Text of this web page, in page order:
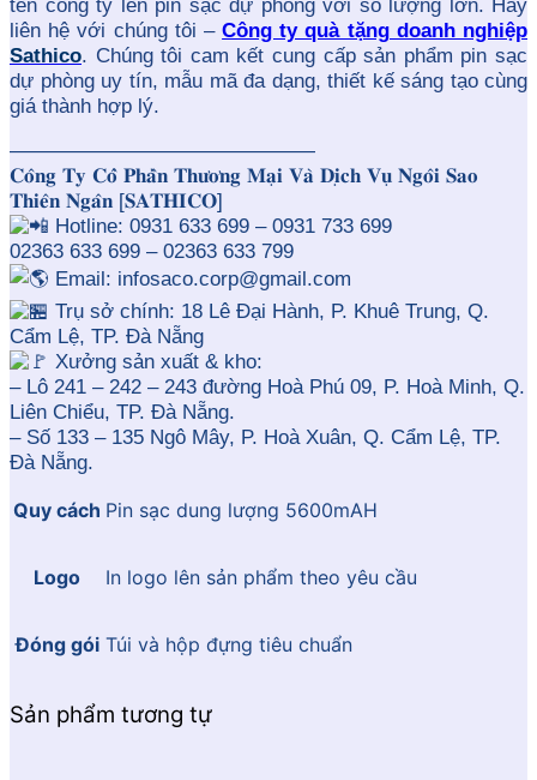
tên công ty lên pin sạc dự phòng với số lượng lớn. Hãy
liên hệ với chúng tôi –Công ty quà tặng doanh nghiệp
Sathico. Chúng tôi cam kết cung cấp sản phẩm pin sạc
dự phòng uy tín, mẫu mã đa dạng, thiết kế sáng tạo cùng
giá thành hợp lý.
———————————————
𝐂𝐨̂𝐧𝐠 𝐓𝐲 𝐂𝐨̂̉ 𝐏𝐡𝐚̂̀𝐧 𝐓𝐡𝐮̛𝐨̛𝐧𝐠 𝐌𝐚̣𝐢 𝐕𝐚̀ 𝐃𝐢̣𝐜𝐡 𝐕𝐮̣ 𝐍𝐠𝐨̂𝐢 𝐒𝐚𝐨
𝐓𝐡𝐢𝐞̂𝐧 𝐍𝐠𝐚̂𝐧 [𝐒𝐀𝐓𝐇𝐈𝐂𝐎]
Hotline: 0931 633 699 – 0931 733 699
02363 633 699 – 02363 633 799
Email: infosaco.corp@gmail.com
Trụ sở chính: 18 Lê Đại Hành, P. Khuê Trung, Q.
Cẩm Lệ, TP. Đà Nẵng
Xưởng sản xuất & kho:
– Lô 241 – 242 – 243 đường Hoà Phú 09, P. Hoà Minh, Q.
Liên Chiểu, TP. Đà Nẵng.
– Số 133 – 135 Ngô Mây, P. Hoà Xuân, Q. Cẩm Lệ, TP.
Đà Nẵng.
Quy cách Pin sạc dung lượng 5600mAH
Logo In logo lên sản phẩm theo yêu cầu
Đóng gói Túi và hộp đựng tiêu chuẩn
Sản phẩm tương tự